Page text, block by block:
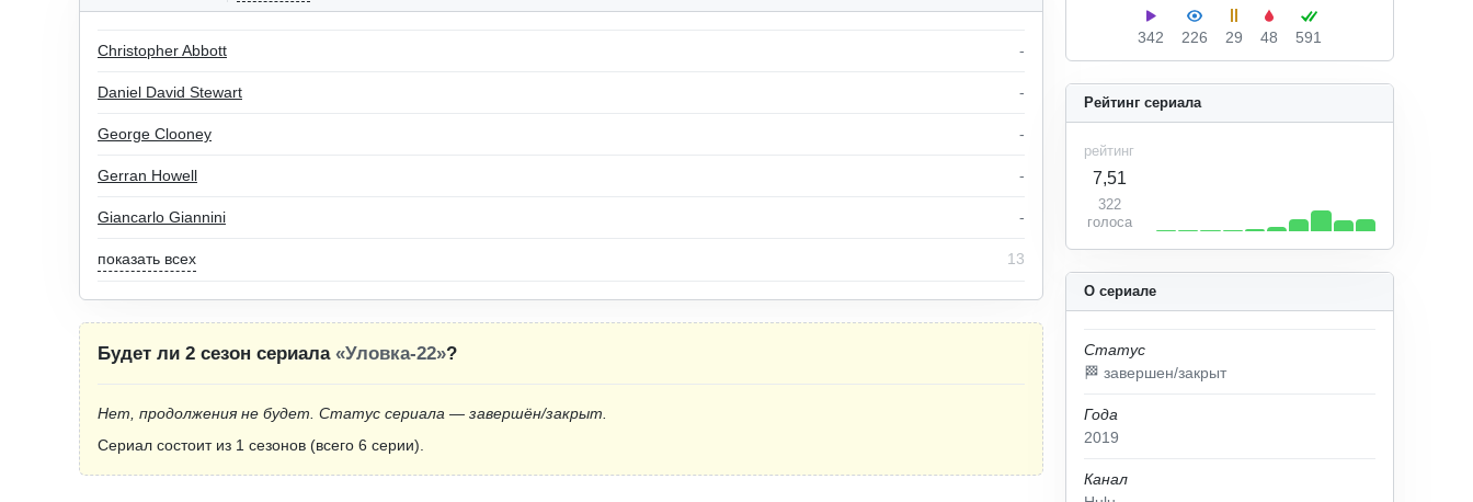
342 226 29 48 591
О сериале
Статус
🏁 завершен/закрыт
Года
2019
Канал
Рейтинг сериала
рейтинг
7,51
322
голоса
Christopher Abbott -
Daniel David Stewart -
George Clooney -
Gerran Howell -
Giancarlo Giannini -
показать всех 13
Будет ли 2 сезон сериала «Уловка-22»?
Нет, продолжения не будет. Статус сериала — завершён/закрыт.
Сериал состоит из 1 сезонов (всего 6 серии).